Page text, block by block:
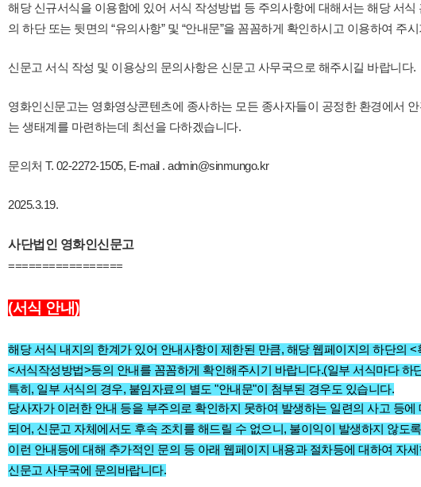
해당 신규서식을 이용함에 있어 서식 작성방법 등 주의사항에 대해서는 해당 서식
의 하단 또는 뒷면의 “유의사항” 및 “안내문”을 꼼꼼하게 확인하시고 이용하여 주
신문고 서식 작성 및 이용상의 문의사항은 신문고 사무국으로 해주시길 바랍니다.
영화인신문고는 영화영상콘텐츠에 종사하는 모든 종사자들이 공정한 환경에서
는 생태계를 마련하는데 최선을 다하겠습니다.
문의처 T. 02-2272-1505, E-mail . admin@sinmungo.kr
2025.3.19.
사단법인 영화인신문고
=================
(서식 안내)
해당 서식 내지의 한계가 있어 안내사항이 제한된 만큼, 해당 웹페이지의 하단의
<서식작성방법>등의 안내를 꼼꼼하게 확인해주시기 바랍니다.(일부 서식마다 하
특히, 일부 서식의 경우, 붙임자료의 별도 "안내문"이 첨부된 경우도 있습니다.
당사자가 이러한 안내 등을 부주의로 확인하지 못하여 발생하는 일련의 사고 등
되어, 신문고 자체에서도 후속 조치를 해드릴 수 없으니, 불이익이 발생하지 않도
이런 안내등에 대해 추가적인 문의 등 아래 웹페이지 내용과 절차등에 대하여 자
신문고 사무국에 문의바랍니다.